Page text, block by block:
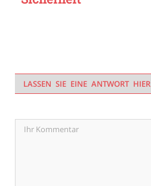
LASSEN SIE EINE ANTWORT HIER